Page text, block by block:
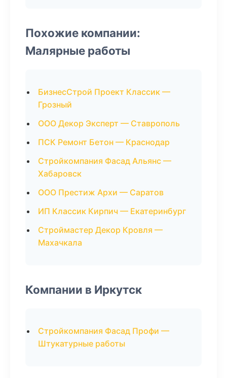
Похожие компании:
Малярные работы
БизнесСтрой Проект Классик —
Грозный
ООО Декор Эксперт — Ставрополь
ПСК Ремонт Бетон — Краснодар
Стройкомпания Фасад Альянс —
Хабаровск
ООО Престиж Архи — Саратов
ИП Классик Кирпич — Екатеринбург
Строймастер Декор Кровля —
Махачкала
Компании в Иркутск
Стройкомпания Фасад Профи —
Штукатурные работы